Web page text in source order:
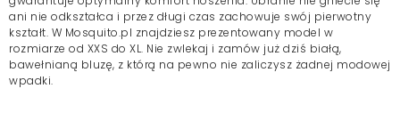
ani nie odkształca i przez długi czas zachowuje swój pierwotny
kształt. W Mosquito.pl znajdziesz prezentowany model w
rozmiarze od XXS do XL. Nie zwlekaj i zamów już dziś białą,
bawełnianą bluzę, z którą na pewno nie zaliczysz żadnej modowej
wpadki.